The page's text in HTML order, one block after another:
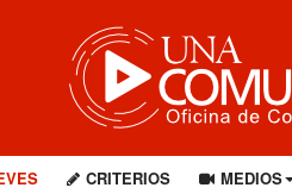
CRITERIOS MEDIOS